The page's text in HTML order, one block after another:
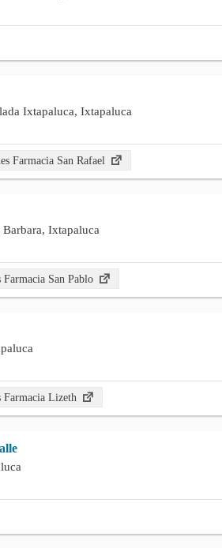
Ixtapaluca, Ixtapaluca
Farmacia San Rafael
Ixtapaluca
Farmacia San Pablo
Farmacia Lizeth